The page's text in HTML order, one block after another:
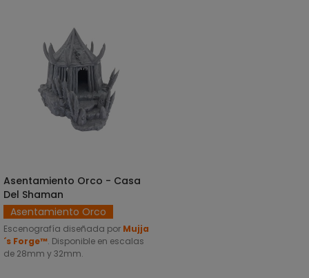
SELECCIONAR OPCIONES
Asentamiento Orco - Casa
Del Shaman
Asentamiento Orco
Escenografía diseñada por Mujja
´s Forge™. Disponible en escalas
de 28mm y 32mm.